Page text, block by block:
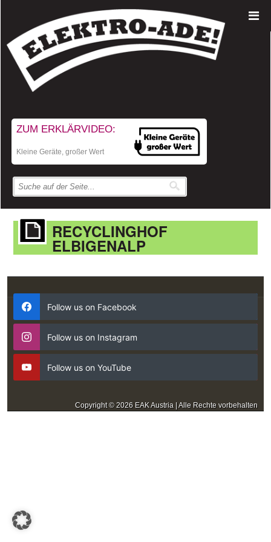
ZUM ERKLÄRVIDEO:
Kleine Geräte, großer Wert
RECYCLINGHOF
ELBIGENALP
Follow us on Facebook
Follow us on Instagram
Follow us on YouTube
Copyright © 2026 EAK Austria | Alle Rechte vorbehalten